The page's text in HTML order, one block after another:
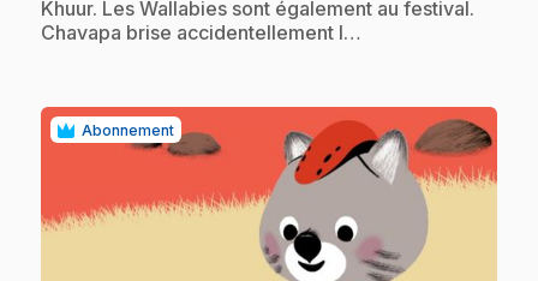
Khuur. Les Wallabies sont également au festival.
Chavapa brise accidentellement l…
Abonnement